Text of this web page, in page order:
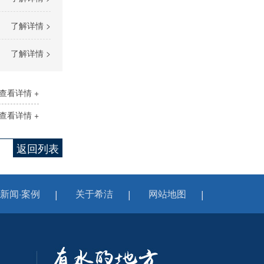
了解详情 >
了解详情 >
看详情 +
看详情 +
返回列表
新闻·案例 关于希洁 网站地图